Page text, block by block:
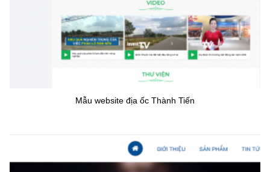
Mẫu website địa ốc Thành Tiến